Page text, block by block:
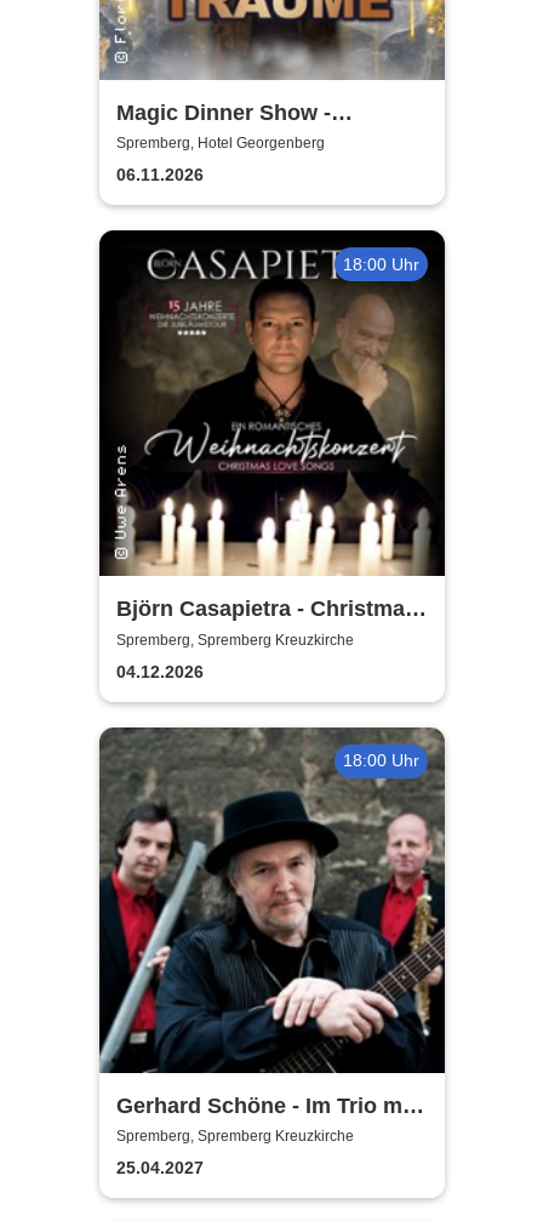
Magic Dinner Show -
WUNDERWELT DER TRÄUME
| Florian Poldrack
Zauberkunst
Spremberg, Hotel Georgenberg
06.11.2026
18:00 Uhr
Björn Casapietra - Christmas
Love Songs
Spremberg, Spremberg Kreuzkirche
04.12.2026
18:00 Uhr
Gerhard Schöne - Im Trio mit
Orgel & Sax: Ich öffne die Tür
weit am Abend
Spremberg, Spremberg Kreuzkirche
25.04.2027